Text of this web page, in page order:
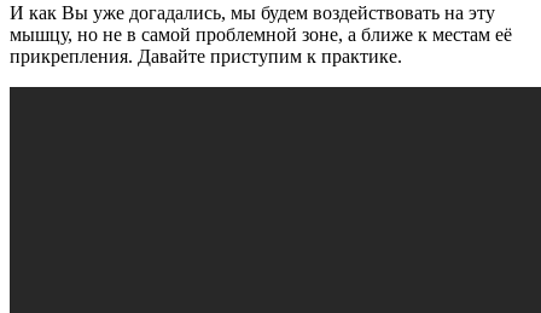
И как Вы уже догадались, мы будем воздействовать на эту
мышцу, но не в самой проблемной зоне, а ближе к местам её
прикрепления. Давайте приступим к практике.